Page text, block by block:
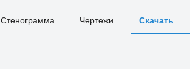
Стенограмма Чертежи Скачать